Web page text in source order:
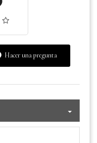
Hacer una pregunta